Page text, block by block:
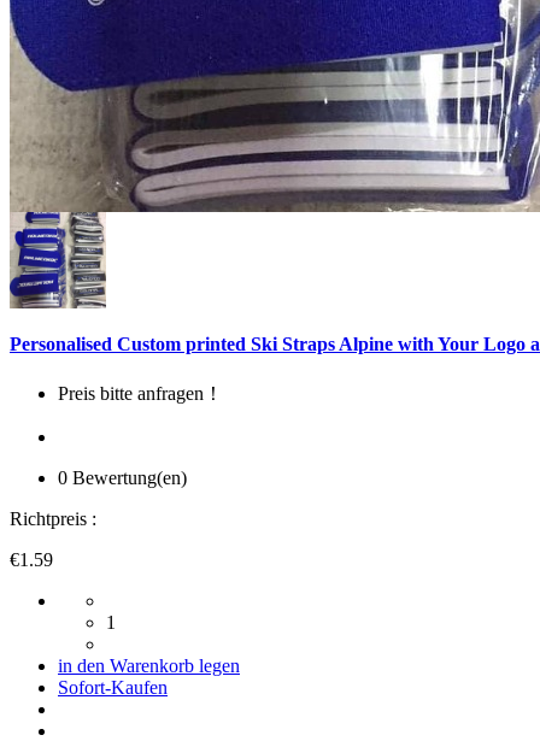
Personalised Custom printed Ski Straps Alpine with Your Logo
Preis bitte anfragen！
0 Bewertung(en)
Richtpreis :
€1.59
1
in den Warenkorb legen
Sofort-Kaufen